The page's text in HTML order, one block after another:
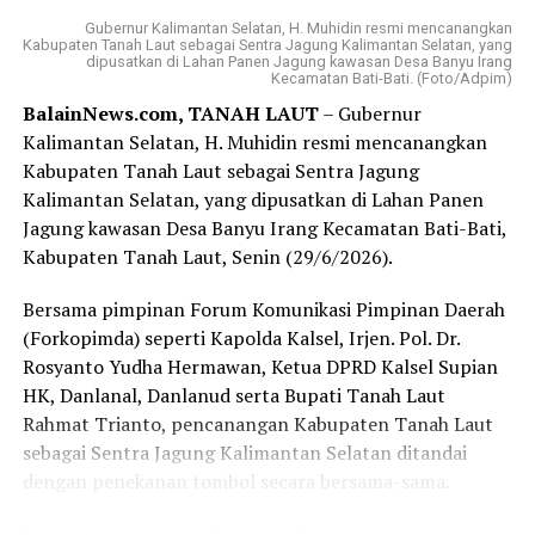
Ketiganya berperan sebagai penampung uang yang
berhasil diretas, dengan membuka 90 akun kripto dan
membuka 45 rekening bank yang diperintahkan oleh
Alcaz dan Tesevetanov.
Dalam melancarkan aksinya, komplotan peretas ini
sengaja bekerja pada hari libur. Mereka memanfaatkan
momen libur untuk menjebol sistem keamanan bank,
dan menguras habis rekening nasabah.
Hasil penyelidikan polisi, mereka selalu menargetkan
bank milik pemerintah daerah. Bahkan, setelah berhasil
menjebol Bank Jambi, komplotan ini juga sudah
menargetkan bank lainnya.
“Kalau tidak kita tangkap, mereka sudah menargetkan
bank lain, dan tinggal beraksi saja. Semua sudah mereka
Gubernur Kalimantan Selatan, H. Muhidin resmi mencanangkan
Kabupaten Tanah Laut sebagai Sentra Jagung Kalimantan Selatan, yang
dipusatkan di Lahan Panen Jagung kawasan Desa Banyu Irang
Kecamatan Bati-Bati. (Foto/Adpim)
BalainNews.com, TANAH LAUT– Gubernur
Kalimantan Selatan, H. Muhidin resmi mencanangkan
Kabupaten Tanah Laut sebagai Sentra Jagung
Kalimantan Selatan, yang dipusatkan di Lahan Panen
Jagung kawasan Desa Banyu Irang Kecamatan Bati-Bati,
Kabupaten Tanah Laut, Senin (29/6/2026).
Bersama pimpinan Forum Komunikasi Pimpinan Daerah
(Forkopimda) seperti Kapolda Kalsel, Irjen. Pol. Dr.
Rosyanto Yudha Hermawan, Ketua DPRD Kalsel Supian
HK, Danlanal, Danlanud serta Bupati Tanah Laut
Rahmat Trianto, pencanangan Kabupaten Tanah Laut
sebagai Sentra Jagung Kalimantan Selatan ditandai
dengan penekanan tombol secara bersama-sama.